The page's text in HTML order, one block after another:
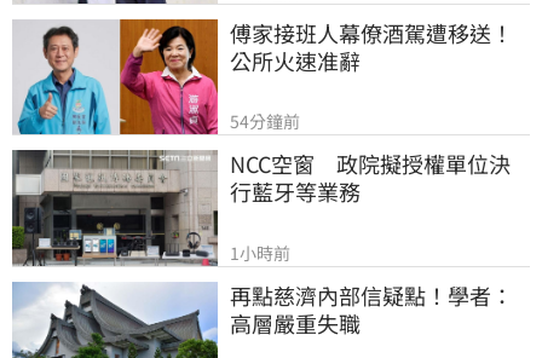
傅家接班人幕僚酒駕遭移送！
公所火速准辭
54分鐘前
NCC空窗　政院擬授權單位決
行藍牙等業務
1小時前
再點慈濟內部信疑點！學者：
高層嚴重失職